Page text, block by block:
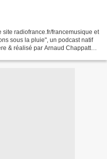
site radiofrance.fr/francemusique et
sous la pluie", un podcast natif
& réalisé par Arnaud Chappatte.